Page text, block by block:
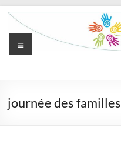
Aller
contenu
l'Enfance
Menu
journée des familles